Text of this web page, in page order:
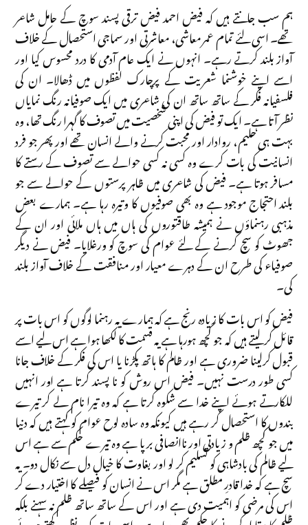
ہم سب جانتے ہیں کہ فیض احمد فیض ترقی پسند سوچ کے حامل شاعر
تھے۔ اسی لئے تمام عمر معاشی، معاشرتی اور سماجی استحصال کے خلاف
آواز بلند کرتے رہے۔ انہوں نے ایک عام آدمی کا درد محسوس کیا اور
اسے اپنے خوشنما شعریت کے پرچارک لفظوں میں ڈھالا۔ ان کی
فلسفیانہ فکر کے ساتھ ساتھ ان کی شاعری میں ایک صوفیانہ رنگ نمایاں
نظر آتا ہے۔ ایک تو فیض کی اپنی شخصیت میں تصوف کا گہرا رنگ تھا، وہ
بہت ہی حلیم، روادار اور محبت کرنے والے انسان تھے اور پھر جو فرد
انسانیت کی بات کرے وہ کسی نہ کسی حوالے سے تصوف کے رستے کا
مسافر ہوتا ہے۔ فیض کی شاعری میں ظاہر پرستوں کے حوالے سے جو
بلند احتجاج موجود ہے وہ بھی صوفیوں کا وتیرہ رہا ہے۔ ہمارے بعض
مذہبی رہنماؤں نے ہمیشہ طاقتوروں کی ہاں میں ہاں ملائی اور ان کے
جھوٹ کو سچ کرنے کے لئے عوام کی سوچ کو ورغلایا۔ فیض نے دیگر
صوفیاء کی طرح ان کے دہرے معیار اور منافقت کے خلاف آواز بلند
کی۔
فیض کو اس بات کا زیادہ رنج ہے کہ ہمارے یہ رہنما لوگوں کو اس بات پر
قائل کر لیتے ہیں کہ جو کچھ ہورہا ہے یہ قسمت کا لکھا ہوا ہے اس لیے اسے
قبول کرلینا ضروری ہے اور ظالم کا ہاتھ پکڑنا یا اس کی فکر کے خلاف جانا
کسی طور درست نہیں۔ فیض اس روش کو نا پسند کرتا ہے اور انہیں
للکارتے ہوئے اپنے خدا سے شکوہ کرتا ہے کہ وہ تیرا نام لے کر تیرے
بندوں کا استحصال کر رہے ہیں کیونکہ وہ سادہ لوح عوام کو کہتے ہیں کہ دنیا
میں جو کچھ ظلم و زیادتی اور ناانصافی برپا ہے وہ تیرے حکم سے ہے اس
لیے ظالم کی بادشاہی کو تسلیم کر لو اور بغاوت کا خیال دل سے نکال دو۔ یہ
سچ ہے کہ خدا قادرِ مطلق ہے مگر اس نے انسان کو فیصلے کا اختیار دے کر
اس کی مرضی کو اہمیت دی ہے اور اس کے ساتھ ساتھ ظلم نہ سہنے بلکہ